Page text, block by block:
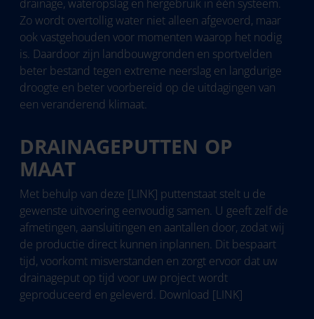
drainage, wateropslag en hergebruik in één systeem.
Zo wordt overtollig water niet alleen afgevoerd, maar
ook vastgehouden voor momenten waarop het nodig
is. Daardoor zijn landbouwgronden en sportvelden
beter bestand tegen extreme neerslag en langdurige
droogte en beter voorbereid op de uitdagingen van
een veranderend klimaat.
DRAINAGEPUTTEN OP
MAAT
Met behulp van deze [LINK] puttenstaat stelt u de
gewenste uitvoering eenvoudig samen. U geeft zelf de
afmetingen, aansluitingen en aantallen door, zodat wij
de productie direct kunnen inplannen. Dit bespaart
tijd, voorkomt misverstanden en zorgt ervoor dat uw
drainageput op tijd voor uw project wordt
geproduceerd en geleverd. Download [LINK]